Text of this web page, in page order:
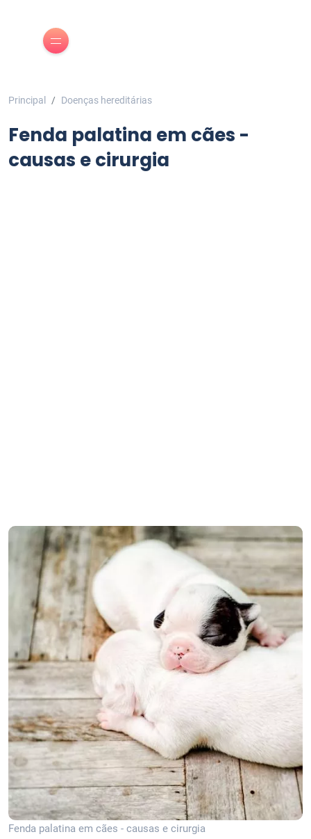
Principal Doenças hereditárias
Fenda palatina em cães -
causas e cirurgia
Fenda palatina em cães - causas e cirurgia